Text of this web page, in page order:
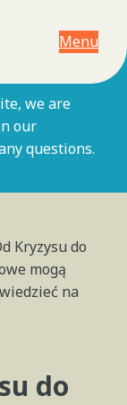
Menu
we are
our
questions.
Kryzysu do
mogą
na
do